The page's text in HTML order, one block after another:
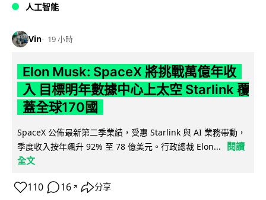
人工智能
Vin 19 小時
Elon Musk: SpaceX 將挑戰萬億年收
入 目標明年數據中心上太空 Starlink 覆
蓋全球170國
SpaceX 公佈最新第二季業績，受惠 Starlink 與 AI 業務帶動，
季度收入按年飆升 92% 至 78 億美元。行政總裁 Elon...
閱讀
全文
110 16 ↗ 分享